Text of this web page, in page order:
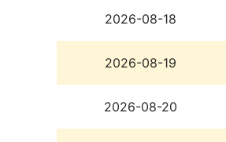
2026-08-18
2026-08-19
2026-08-20